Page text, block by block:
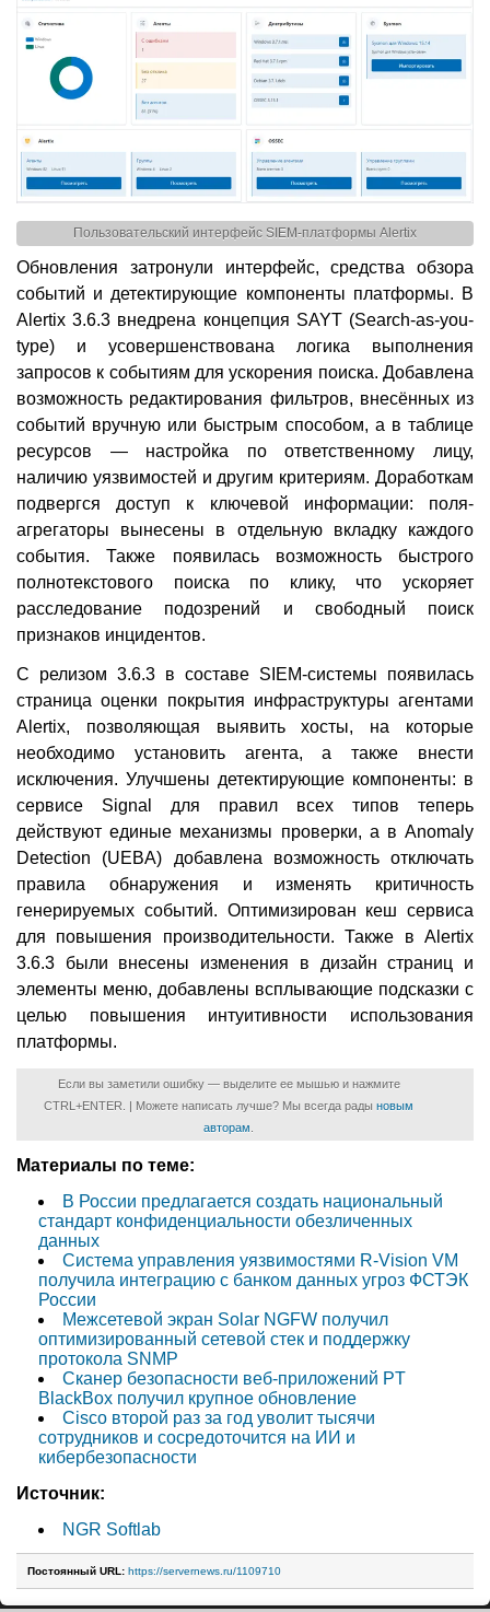
Пользовательский интерфейс SIEM-платформы Alertix
Обновления затронули интерфейс, средства обзора
событий и детектирующие компоненты платформы. В
Alertix 3.6.3 внедрена концепция SAYT (Search-as-you-
type) и усовершенствована логика выполнения
запросов к событиям для ускорения поиска. Добавлена
возможность редактирования фильтров, внесённых из
событий вручную или быстрым способом, а в таблице
ресурсов — настройка по ответственному лицу,
наличию уязвимостей и другим критериям. Доработкам
подвергся доступ к ключевой информации: поля-
агрегаторы вынесены в отдельную вкладку каждого
события. Также появилась возможность быстрого
полнотекстового поиска по клику, что ускоряет
расследование подозрений и свободный поиск
признаков инцидентов.
С релизом 3.6.3 в составе SIEM-системы появилась
страница оценки покрытия инфраструктуры агентами
Alertix, позволяющая выявить хосты, на которые
необходимо установить агента, а также внести
исключения. Улучшены детектирующие компоненты: в
сервисе Signal для правил всех типов теперь
действуют единые механизмы проверки, а в Anomaly
Detection (UEBA) добавлена возможность отключать
правила обнаружения и изменять критичность
генерируемых событий. Оптимизирован кеш сервиса
для повышения производительности. Также в Alertix
3.6.3 были внесены изменения в дизайн страниц и
элементы меню, добавлены всплывающие подсказки с
целью повышения интуитивности использования
платформы.
Если вы заметили ошибку — выделите ее мышью и нажмите
CTRL+ENTER. | Можете написать лучше? Мы всегда рады новым
авторам
Материалы по теме:
В России предлагается создать национальный
стандарт конфиденциальности обезличенных
данных
Система управления уязвимостями R-Vision VM
получила интеграцию с банком данных угроз ФСТЭК
России
Межсетевой экран Solar NGFW получил
оптимизированный сетевой стек и поддержку
протокола SNMP
Сканер безопасности веб-приложений PT
BlackBox получил крупное обновление
Cisco второй раз за год уволит тысячи
сотрудников и сосредоточится на ИИ и
кибербезопасности
Источник:
NGR Softlab
Постоянный URL: https://servernews.ru/1109710